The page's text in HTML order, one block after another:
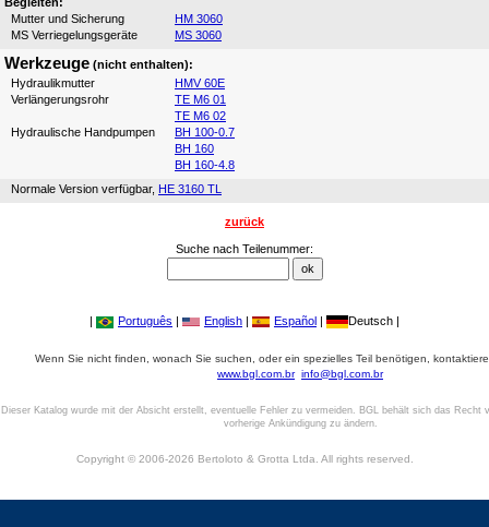
Mutter und Sicherung
HM 3060
MS Verriegelungsgeräte
MS 3060
Werkzeuge (nicht enthalten):
Hydraulikmutter
HMV 60E
Verlängerungsrohr
TE M6 01
TE M6 02
Hydraulische Handpumpen
BH 100-0.7
BH 160
BH 160-4.8
Normale Version verfügbar, HE 3160 TL
zurück
Suche nach Teilenummer:
| Português | English | Español | Deutsch |
Wenn Sie nicht finden, wonach Sie suchen, oder ein spezielles Teil benötigen,
www.bgl.com.br info@bgl.com.br
Dieser Katalog wurde mit der Absicht erstellt, eventuelle Fehler zu vermeiden. BGL behält sich das Recht
vorherige Ankündigung zu ändern.
Copyright © 2006-2026 Bertoloto & Grotta Ltda. All rights reserved.